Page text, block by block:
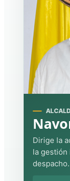
Dirige la
la gestión
despacho.